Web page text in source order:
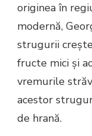
originea în
modernă,
strugurii
fructe mici și
vremurile
acestor
de hrană.